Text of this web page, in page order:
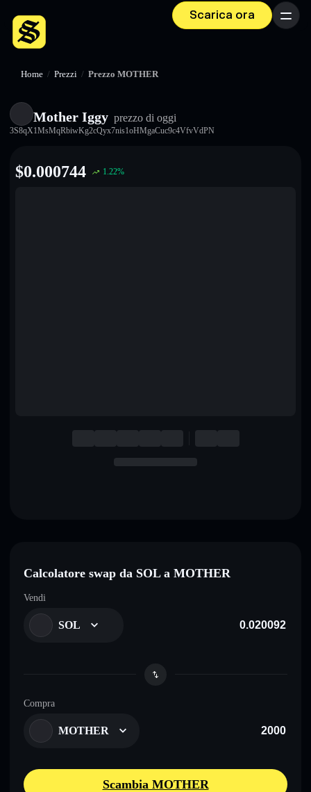
Scarica ora Menu
Home / Prezzi / Prezzo MOTHER
Mother Iggy prezzo di oggi
3S8qX1MsMqRbiwKg2cQyx7nis1oHMgaCuc9c4VfvVdPN
$0.000744 1.22%
Calcolatore swap da SOL a MOTHER
Vendi
SOL
Compra
MOTHER
Scambia MOTHER